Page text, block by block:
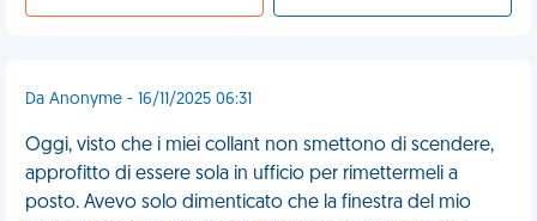
Da Anonyme - 16/11/2025 06:31
Oggi, visto che i miei collant non smettono di scendere,
approfitto di essere sola in ufficio per rimettermeli a
posto. Avevo solo dimenticato che la finestra del mio